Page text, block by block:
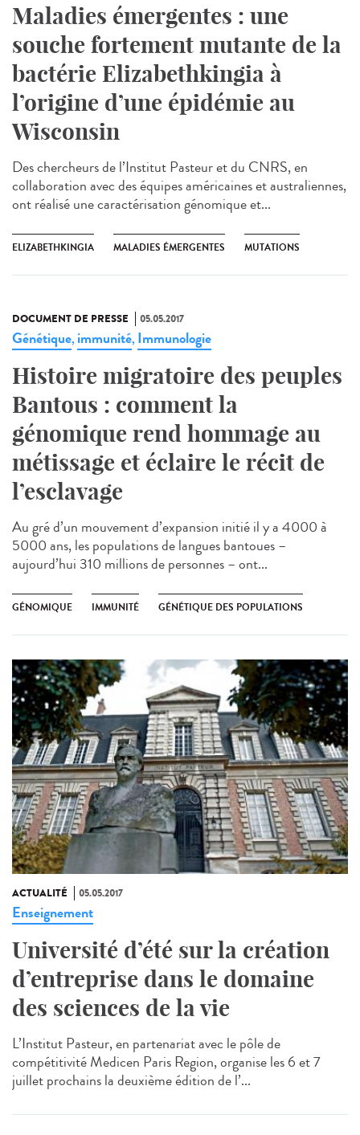
Maladies émergentes : une
souche fortement mutante de la
bactérie Elizabethkingia à
l’origine d’une épidémie au
Wisconsin
Des chercheurs de l’Institut Pasteur et du CNRS, en
collaboration avec des équipes américaines et australiennes,
ont réalisé une caractérisation génomique et...
ELIZABETHKINGIA MALADIES ÉMERGENTES MUTATIONS
DOCUMENT DE PRESSE 05.05.2017
Génétique, immunité, Immunologie
Histoire migratoire des peuples
Bantous : comment la
génomique rend hommage au
métissage et éclaire le récit de
l’esclavage
Au gré d’un mouvement d’expansion initié il y a 4000 à
5000 ans, les populations de langues bantoues –
aujourd’hui 310 millions de personnes – ont...
GÉNOMIQUE IMMUNITÉ GÉNÉTIQUE DES POPULATIONS
ACTUALITÉ 05.05.2017
Enseignement
Université d’été sur la création
d’entreprise dans le domaine
des sciences de la vie
L’Institut Pasteur, en partenariat avec le pôle de
compétitivité Medicen Paris Region, organise les 6 et 7
juillet prochains la deuxième édition de l’...